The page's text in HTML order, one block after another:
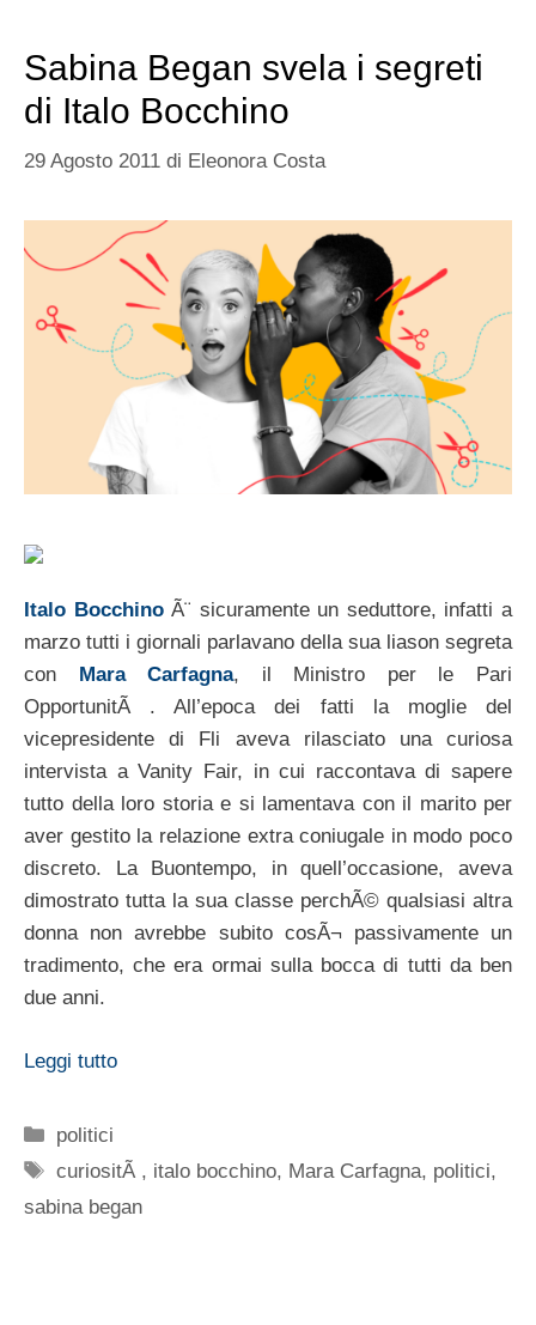
Sabina Began svela i segreti
di Italo Bocchino
29 Agosto 2011 di Eleonora Costa
Italo BocchinoÃ¨ sicuramente un seduttore, infatti a
marzo tutti i giornali parlavano della sua liason segreta
con
Mara Carfagna, il Ministro per le Pari
OpportunitÃ . All’epoca dei fatti la moglie del
vicepresidente di Fli aveva rilasciato una curiosa
intervista a Vanity Fair, in cui raccontava di sapere
tutto della loro storia e si lamentava con il marito per
aver gestito la relazione extra coniugale in modo poco
discreto. La Buontempo, in quell’occasione, aveva
dimostrato tutta la sua classe perchÃ© qualsiasi altra
donna non avrebbe subito cosÃ¬ passivamente un
tradimento, che era ormai sulla bocca di tutti da ben
due anni.
Leggi tutto
Categorie
politici
Tag
curiositÃ , italo bocchino, Mara Carfagna, politici,
sabina began